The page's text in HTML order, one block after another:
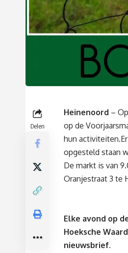
Delen
Heinenoord –
op de
hun
opgesteld staan
De markt is van
Oranjestraat 3 te
Elke avond op
Hoeksche
nieuwsbrief.